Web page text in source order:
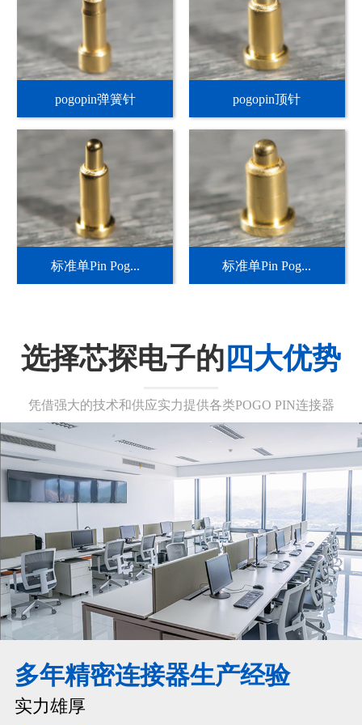
pogopin弹簧针 pogopin顶针
标准单Pin Pog... 标准单Pin Pog...
选择芯探电子的 四大优势
凭借强大的技术和供应实力提供各类POGO PIN连接器
多年精密连接器生产经验
实力雄厚